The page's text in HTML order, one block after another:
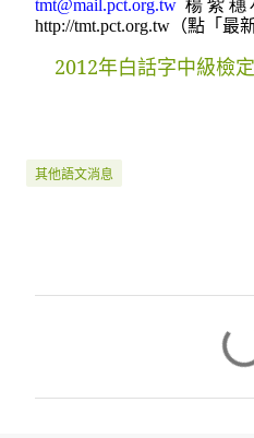
tmt@mail.pct.org.tw
http://tmt.pct.org.tw （點 「最
2012年白話字中級檢
其他語文消息